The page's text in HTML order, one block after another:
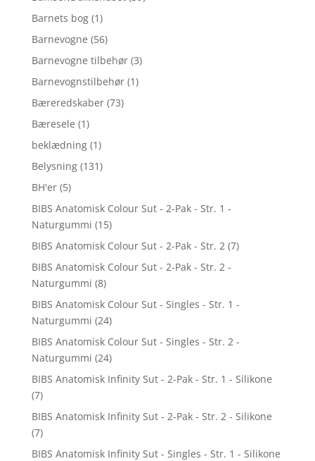
Barnets bog (1)
Barnevogne (56)
Barnevogne tilbehør (3)
Barnevognstilbehør (1)
Bæreredskaber (73)
Bæresele (1)
beklædning (1)
Belysning (131)
BH'er (5)
BIBS Anatomisk Colour Sut - 2-Pak - Str. 1 -
Naturgummi (15)
BIBS Anatomisk Colour Sut - 2-Pak - Str. 2 (7)
BIBS Anatomisk Colour Sut - 2-Pak - Str. 2 -
Naturgummi (8)
BIBS Anatomisk Colour Sut - Singles - Str. 1 -
Naturgummi (24)
BIBS Anatomisk Colour Sut - Singles - Str. 2 -
Naturgummi (24)
BIBS Anatomisk Infinity Sut - 2-Pak - Str. 1 - Silikone
(7)
BIBS Anatomisk Infinity Sut - 2-Pak - Str. 2 - Silikone
(7)
BIBS Anatomisk Infinity Sut - Singles - Str. 1 - Silikone